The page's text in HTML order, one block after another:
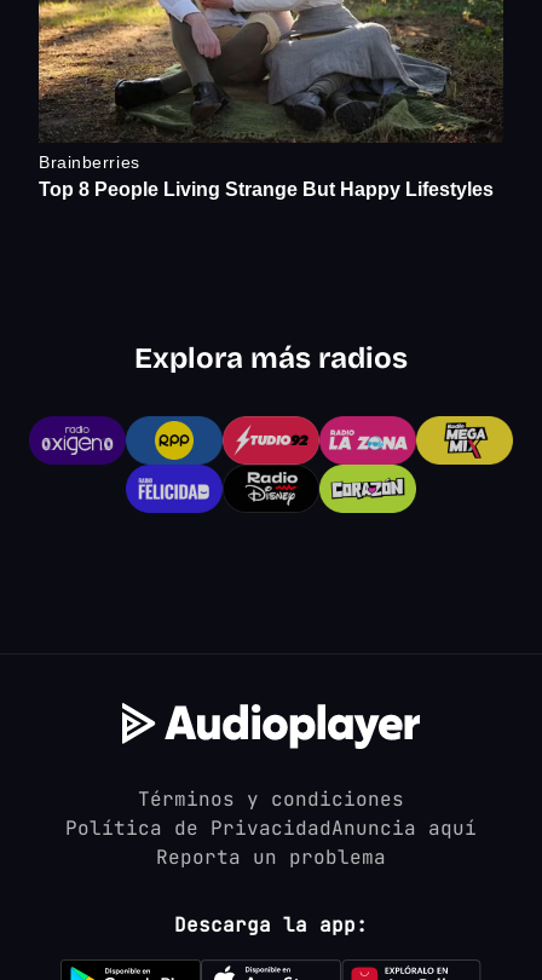
Explora más radios
Términos y condiciones
Política de PrivacidadAnuncia aquí
Reporta un problema
Descarga la app: